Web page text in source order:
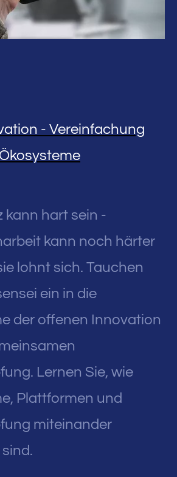
- Vereinfachung
kann hart sein -
kann noch härter
lohnt sich. Tauchen
ein in die
der offenen Innovation
Lernen Sie, wie
Plattformen und
miteinander